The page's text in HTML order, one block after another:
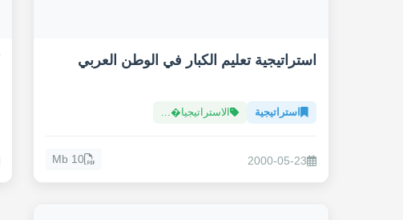
استراتيجية تعليم الكبار في الوطن العربي
استراتيجية الاستراتيجيا�...
2000-05-23
10 Mb